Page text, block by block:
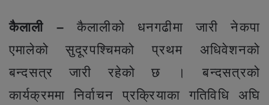
कैलाली – कैलालीको धनगढीमा जारी नेकपा
एमालेको सुदूरपश्चिमको प्रथम अधिवेशनको
बन्दसत्र जारी रहेको छ । बन्दसत्रको
कार्यक्रममा निर्वाचन प्रक्रियाका गतिविधि अघि